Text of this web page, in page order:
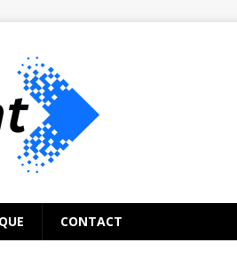
CONTACT